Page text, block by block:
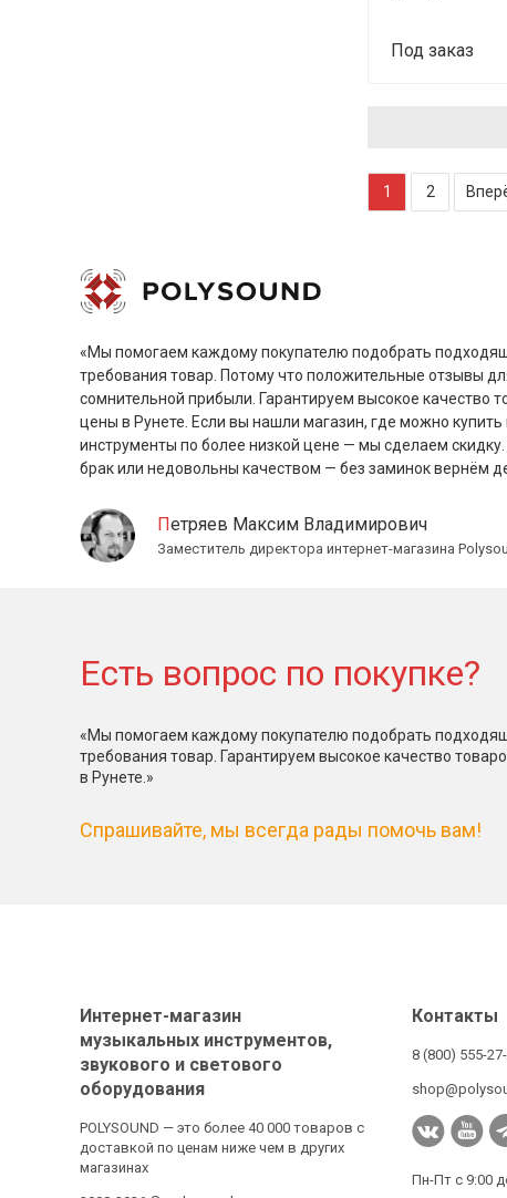
Под заказ
1 2
«Мы помогаем каждому покупателю подобрать
требования товар. Потому что положительные отзывы
сомнительной прибыли. Гарантируем высокое качество
цены в Рунете. Если вы нашли магазин, где можно купить
инструменты по более низкой цене — мы сделаем
брак или недовольны качеством — без заминок вернём
Петряев Максим Владимирович
Заместитель директора интернет-магазина
Есть вопрос по покупке?
«Мы помогаем каждому покупателю подобрать
требования товар. Гарантируем высокое качество
в Рунете.»
Спрашивайте, мы всегда рады помочь вам!
Интернет-магазин
музыкальных инструментов,
звукового и светового
оборудования
POLYSOUND — это более 40 000 товаров с
доставкой по ценам ниже чем в других
магазинах
Контакты
8 (800) 555-
Пн-Пт с 9:00